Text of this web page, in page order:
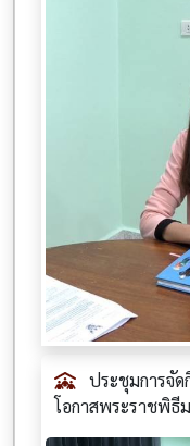
ประชุมการจัด
โอกาสพระราชพิธี